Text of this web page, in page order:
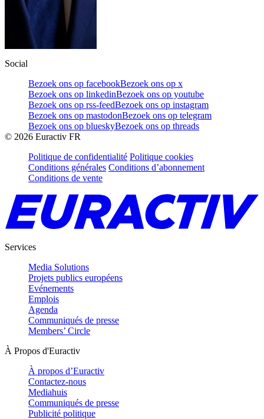
Social
Bezoek ons op facebookBezoek ons op x
Bezoek ons op linkedinBezoek ons op youtube
Bezoek ons op rss-feedBezoek ons op instagram
Bezoek ons op mastodonBezoek ons op telegram
Bezoek ons op blueskyBezoek ons op threads
© 2026 Euractiv FR
Politique de confidentialité Politique cookies
Conditions générales Conditions d’abonnement
Conditions de vente
Services
Media Solutions
Projets publics européens
Evénements
Emplois
Agenda
Communiqués de presse
Members’ Circle
À Propos d'Euractiv
À propos d’Euractiv
Contactez-nous
Mediahuis
Communiqués de presse
Publicité politique